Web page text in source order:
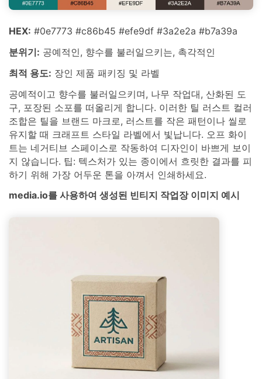
HEX: #0e7773 #c86b45 #efe9df #3a2e2a #b7a39a
분위기: 공예적인, 향수를 불러일으키는, 촉각적인
최적 용도: 장인 제품 패키징 및 라벨
공예적이고 향수를 불러일으키며, 나무 작업대, 산화된 도
구, 포장된 소포를 떠올리게 합니다. 이러한 틸 러스트 컬러
조합은 틸을 브랜드 마크로, 러스트를 작은 패턴이나 씰로
유지할 때 크래프트 스타일 라벨에서 빛납니다. 오프 화이
트는 네거티브 스페이스로 작동하여 디자인이 바쁘게 보이
지 않습니다. 팁: 텍스처가 있는 종이에서 흐릿한 결과를 피
하기 위해 가장 어두운 톤을 아껴서 인쇄하세요.
media.io를 사용하여 생성된 빈티지 작업장 이미지 예시